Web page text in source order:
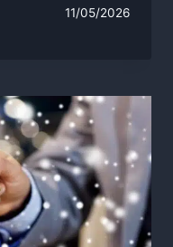
11/05/2026